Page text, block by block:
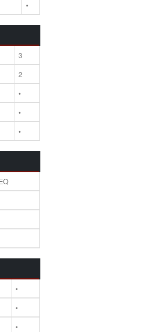
•
3
2
•
•
•
•
•
•